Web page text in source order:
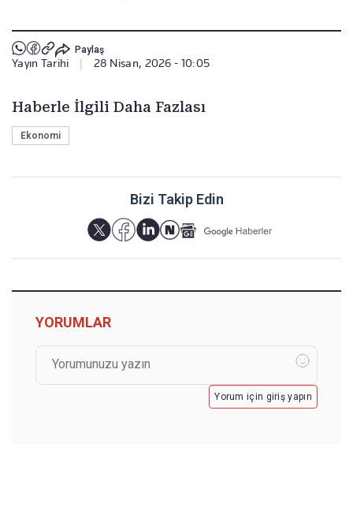
Paylaş
Yayın Tarihi 28 Nisan, 2026 - 10:05
Haberle İlgili Daha Fazlası
Ekonomi
Bizi Takip Edin
YORUMLAR
Yorum için giriş yapın